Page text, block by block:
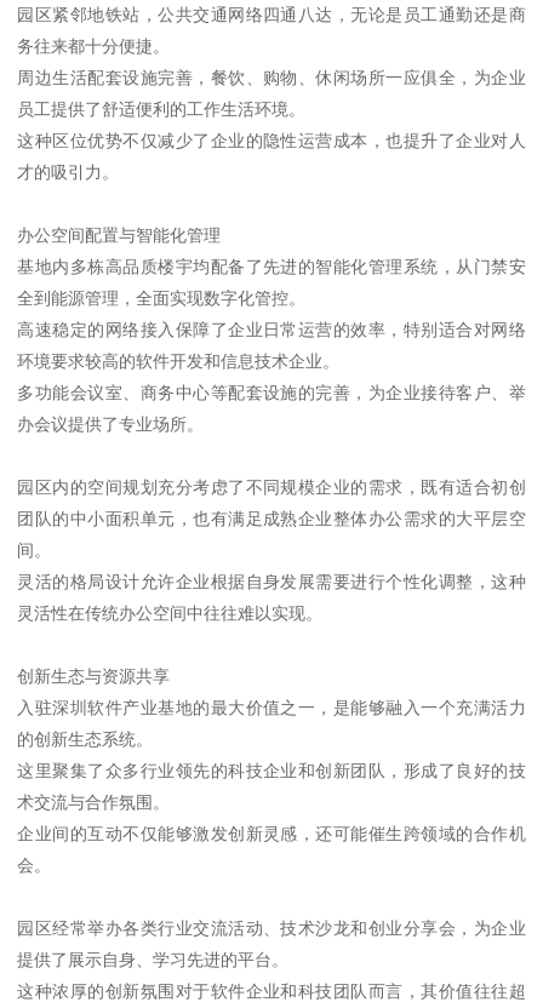
园区紧邻地铁站，公共交通网络四通八达，无论是员工通勤还是商
务往来都十分便捷。
周边生活配套设施完善，餐饮、购物、休闲场所一应俱全，为企业
员工提供了舒适便利的工作生活环境。
这种区位优势不仅减少了企业的隐性运营成本，也提升了企业对人
才的吸引力。
办公空间配置与智能化管理
基地内多栋高品质楼宇均配备了先进的智能化管理系统，从门禁安
全到能源管理，全面实现数字化管控。
高速稳定的网络接入保障了企业日常运营的效率，特别适合对网络
环境要求较高的软件开发和信息技术企业。
多功能会议室、商务中心等配套设施的完善，为企业接待客户、举
办会议提供了专业场所。
园区内的空间规划充分考虑了不同规模企业的需求，既有适合初创
团队的中小面积单元，也有满足成熟企业整体办公需求的大平层空
间。
灵活的格局设计允许企业根据自身发展需要进行个性化调整，这种
灵活性在传统办公空间中往往难以实现。
创新生态与资源共享
入驻深圳软件产业基地的最大价值之一，是能够融入一个充满活力
的创新生态系统。
这里聚集了众多行业领先的科技企业和创新团队，形成了良好的技
术交流与合作氛围。
企业间的互动不仅能够激发创新灵感，还可能催生跨领域的合作机
会。
园区经常举办各类行业交流活动、技术沙龙和创业分享会，为企业
提供了展示自身、学习先进的平台。
这种浓厚的创新氛围对于软件企业和科技团队而言，其价值往往超